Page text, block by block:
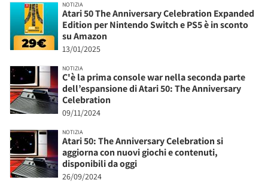
NOTIZIA
Atari 50 The Anniversary Celebration Expanded
Edition per Nintendo Switch e PS5 è in sconto
su Amazon
13/01/2025
NOTIZIA
C'è la prima console war nella seconda parte
dell’espansione di Atari 50: The Anniversary
Celebration
09/11/2024
NOTIZIA
Atari 50: The Anniversary Celebration si
aggiorna con nuovi giochi e contenuti,
disponibili da oggi
26/09/2024